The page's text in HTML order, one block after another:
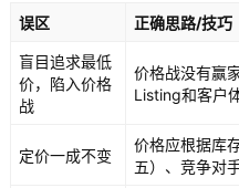
误区 正确思路/技巧
盲目追求最低
价，陷入价格
战
价格战没有赢
Listing和客户
定价一成不变
价格应根据库
五）、竞争对